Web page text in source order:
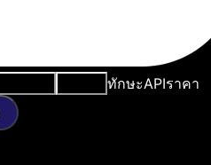
ทักษะAPIราคา